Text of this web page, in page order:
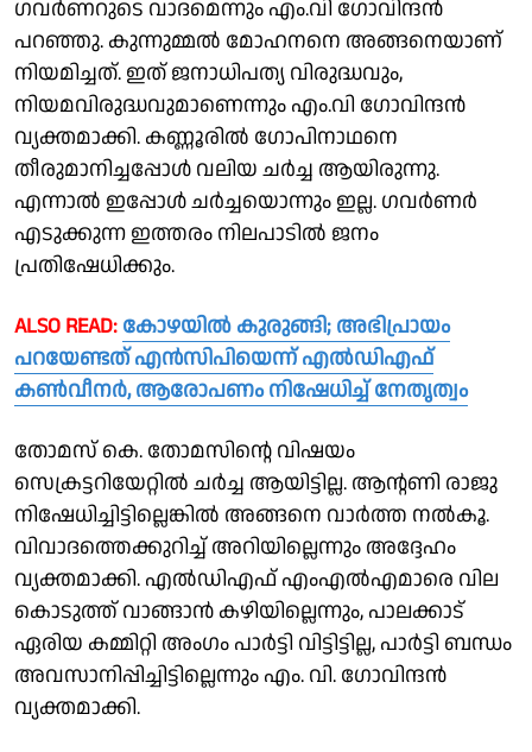
ഗവർണറുടെ വാദമെന്നും എം.വി ഗോവിന്ദൻ
പറഞ്ഞു. കുന്നുമ്മൽ മോഹനനെ അങ്ങനെയാണ്
നിയമിച്ചത്. ഇത് ജനാധിപത്യ വിരുദ്ധവും,
നിയമവിരുദ്ധവുമാണെന്നും എം.വി ഗോവിന്ദൻ
വ്യക്തമാക്കി. കണ്ണൂരിൽ ഗോപിനാഥനെ
തീരുമാനിച്ചപ്പോൾ വലിയ ചർച്ച ആയിരുന്നു.
എന്നാൽ ഇപ്പോൾ ചർച്ചയൊന്നും ഇല്ല. ഗവർണർ
എടുക്കുന്ന ഇത്തരം നിലപാടിൽ ജനം
പ്രതിഷേധിക്കും.
ALSO READ: കോഴയിൽ കുരുങ്ങി; അഭിപ്രായം
പറയേണ്ടത് എൻസിപിയെന്ന് എൽഡിഎഫ്
കൺവീനർ, ആരോപണം നിഷേധിച്ച് നേതൃത്വം
തോമസ് കെ. തോമസിൻ്റെ വിഷയം
സെക്രട്ടറിയേറ്റിൽ ചർച്ച ആയിട്ടില്ല. ആൻ്റണി രാജു
നിഷേധിച്ചിട്ടില്ലെങ്കിൽ അങ്ങനെ വാർത്ത നൽകൂ.
വിവാദത്തെക്കുറിച്ച് അറിയില്ലെന്നും അദ്ദേഹം
വ്യക്തമാക്കി. എൽഡിഎഫ് എംഎൽഎമാരെ വില
കൊടുത്ത് വാങ്ങാൻ കഴിയില്ലെന്നും, പാലക്കാട്
ഏരിയ കമ്മിറ്റി അംഗം പാർട്ടി വിട്ടിട്ടില്ല, പാർട്ടി ബന്ധം
അവസാനിപ്പിച്ചിട്ടില്ലെന്നും എം. വി. ഗോവിന്ദൻ
വ്യക്തമാക്കി.